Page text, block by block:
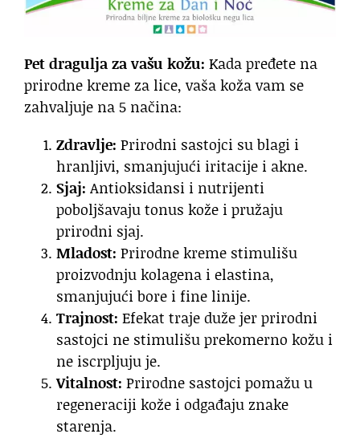
Pet dragulja za vašu kožu: Kada pređete na
prirodne kreme za lice, vaša koža vam se
zahvaljuje na 5 načina:
Zdravlje: Prirodni sastojci su blagi i
hranljivi, smanjujući iritacije i akne.
Sjaj: Antioksidansi i nutrijenti
poboljšavaju tonus kože i pružaju
prirodni sjaj.
Mladost: Prirodne kreme stimulišu
proizvodnju kolagena i elastina,
smanjujući bore i fine linije.
Trajnost: Efekat traje duže jer prirodni
sastojci ne stimulišu prekomerno kožu i
ne iscrpljuju je.
Vitalnost: Prirodne sastojci pomažu u
regeneraciji kože i odgađaju znake
starenja.